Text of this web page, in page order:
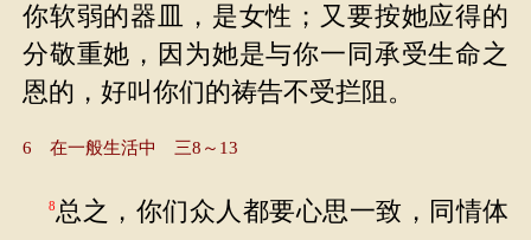
你软弱的器皿，是女性；又要按她应得的
分敬重她，因为她是与你一同承受生命之
恩的，好叫你们的祷告不受拦阻。
6 在一般生活中 三8～13
8总之，你们众人都要心思一致，同情体